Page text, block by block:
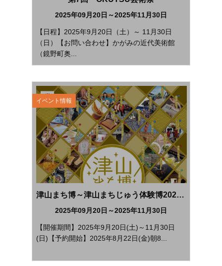
2025年09月20日～2025年11月30日
【日程】2025年9月20日（土）～ 11月30日
（日）【お問い合わせ】かがみの近代美術館
（鏡野町奥...
イベント情報
津山まち博～津山まちじゅう体験博2025～
2025年09月20日～2025年11月30日
【開催期間】2025年9月20日(土)～11月30日
(日)【予約開始】2025年8月22日(金)朝8...